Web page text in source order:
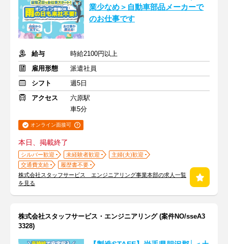
業少なめ＞自動車部品メーカーで
のお仕事です
給与
時給2100円以上
雇用形態
派遣社員
シフト
週5日
アクセス
六原駅
車5分
オンライン面接可
本日、掲載終了
シルバー歓迎 未経験者歓迎
主婦(夫)歓迎
交通費支給
履歴書不要
株式会社スタッフサービス エンジニアリング事業本部の求人一覧
を見る
株式会社スタッフサービス・エンジニアリング (案件NO/sseA3
3328)